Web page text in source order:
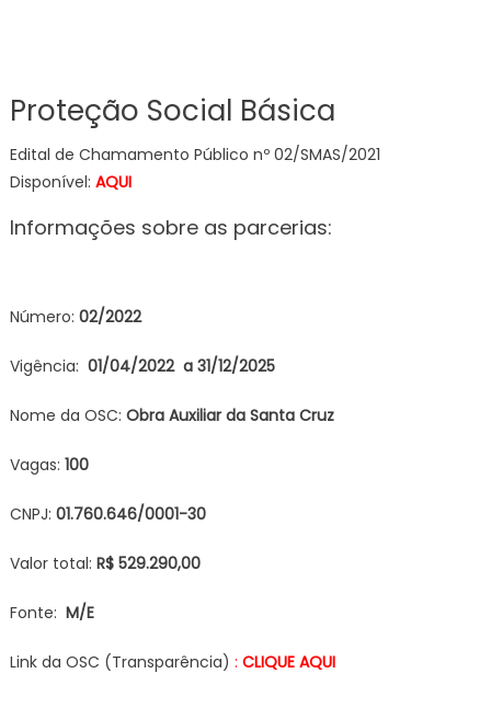
Proteção Social Básica
Edital de Chamamento Público nº 02/SMAS/2021
Disponível: AQUI
Informações sobre as parcerias:
Número: 02/2022
Vigência: 01/04/2022 a 31/12/2025
Nome da OSC: Obra Auxiliar da Santa Cruz
Vagas: 100
CNPJ: 01.760.646/0001-30
Valor total: R$ 529.290,00
Fonte: M/E
Link da OSC (Transparência) : CLIQUE AQUI